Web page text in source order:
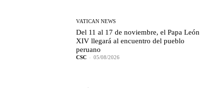
VATICAN NEWS
Del 11 al 17 de noviembre, el Papa León
XIV llegará al encuentro del pueblo
peruano
CSC - 05/08/2026